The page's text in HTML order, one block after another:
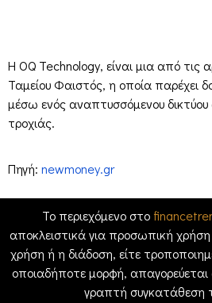
Η OQ Technology, είναι μια από τις
Ταμείου Φαιστός, η οποία παρέχει
μέσω ενός αναπτυσσόμενου
τροχιάς.
Πηγή: newmoney.gr
Το περιεχόμενο στο
αποκλειστικά για προσωπική
χρήση ή η διάδοση, είτε
οποιαδήποτε μορφή,
γραπτή συγκατάθεση